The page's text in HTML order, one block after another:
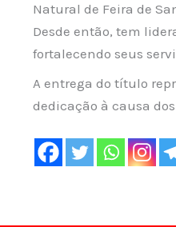
Natural de Feira de
Desde então, tem
fortalecendo seus
A entrega do título
dedicação à causa